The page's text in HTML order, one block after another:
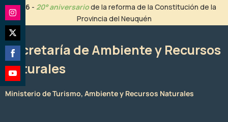
contenido
2026 - 20° aniversariode la reforma de la Constitución de la
Provincia del Neuquén
Secretaría de Ambiente y Recursos
Naturales
Ministerio de Turismo, Ambiente y Recursos Naturales
Share
on
Instagram
Share
on
Twitter
Share
on
Facebook
Share
on